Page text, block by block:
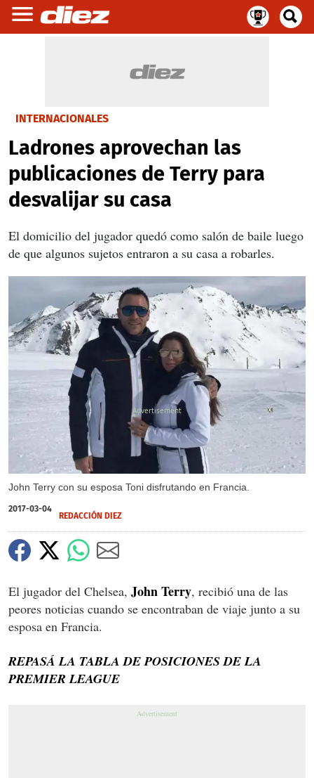
INTERNACIONALES
Ladrones aprovechan las
publicaciones de Terry para
desvalijar su casa
El domicilio del jugador quedó como salón de baile luego
de que algunos sujetos entraron a su casa a robarles.
John Terry con su esposa Toni disfrutando en Francia.
X
2017-03-04
REDACCIÓN DIEZ
El jugador del Chelsea, John Terry, recibió una de las
peores noticias cuando se encontraban de viaje junto a su
esposa en Francia.
REPASÁ LA TABLA DE POSICIONES DE LA
PREMIER LEAGUE